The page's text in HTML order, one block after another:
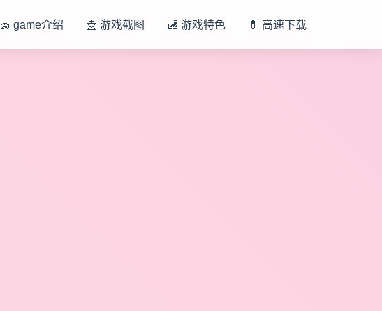
🧽 game介绍 📩 游戏截图 🛃 游戏特色 💊 高速下载